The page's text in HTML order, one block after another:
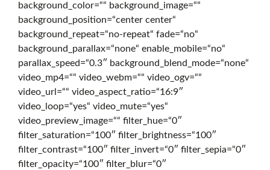
e
Ö
background_color=““ background_image=““
background_position=“center center“
background_repeat=“no-repeat“ fade=“no“
background_parallax=“none“ enable_mobile=“no“
parallax_speed=“0.3″ background_blend_mode=“none“
video_mp4=““ video_webm=““ video_ogv=““
video_url=““ video_aspect_ratio=“16:9″
video_loop=“yes“ video_mute=“yes“
video_preview_image=““ filter_hue=“0″
filter_saturation=“100″ filter_brightness=“100″
filter_contrast=“100″ filter_invert=“0″ filter_sepia=“0″
filter_opacity=“100″ filter_blur=“0″